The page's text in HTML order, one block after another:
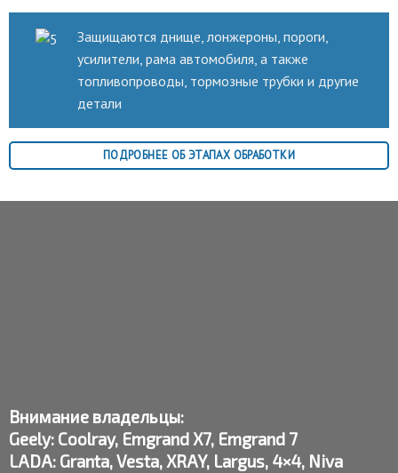
Защищаются днище, лонжероны, пороги,
усилители, рама автомобиля, а также
топливопроводы, тормозные трубки и другие
детали
ПОДРОБНЕЕ ОБ ЭТАПАХ ОБРАБОТКИ
Внимание владельцы:
Geely: Coolray, Emgrand X7, Emgrand 7
LADA: Granta, Vesta, XRAY, Largus, 4×4, Niva